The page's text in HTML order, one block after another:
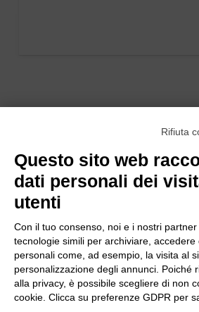
Bogliano Srl
Rifiuta
Questo sito web
dati personali dei
utenti
Con il tuo consenso, noi e i nostri
tecnologie simili per archiviare,
personali come, ad esempio, la visita al
personalizzazione degli annunci. Poiché
alla privacy, è possibile scegliere di non
cookie. Clicca su preferenze GDPR per